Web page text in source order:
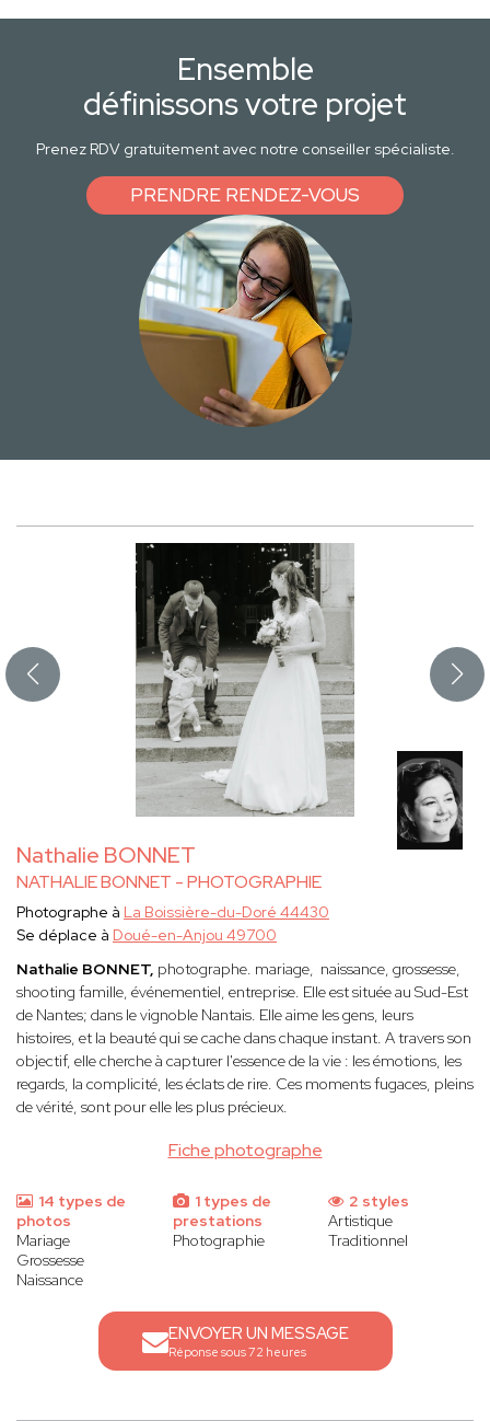
Ensemble
définissons votre projet
Prenez RDV gratuitement avec notre conseiller spécialiste.
PRENDRE RENDEZ-VOUS
Nathalie BONNET
NATHALIE BONNET - PHOTOGRAPHIE
Fiche photographe
Photographe à La Boissière-du-Doré 44430
Se déplace à Doué-en-Anjou 49700
Nathalie BONNET, photographe. mariage, naissance, grossesse,
shooting famille, événementiel, entreprise. Elle est située au Sud-Est
de Nantes; dans le vignoble Nantais. Elleaime les gens, leurs
histoires, et la beauté qui se cache dans chaque instant. A travers son
objectif, elle cherche à capturer l'essence de la vie : les émotions, les
regards, la complicité, les éclats de rire. Ces moments fugaces, pleins
de vérité, sont pour elle les plus précieux.
14 types de
photos
Mariage
Grossesse
Naissance
1 types de
prestations
Photographie
2 styles
Artistique
Traditionnel
ENVOYER UN MESSAGE
Réponse sous 72 heures